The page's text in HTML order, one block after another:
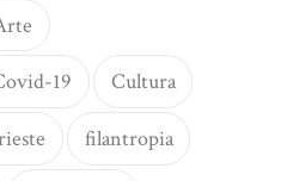
19 Cultura
filantropia